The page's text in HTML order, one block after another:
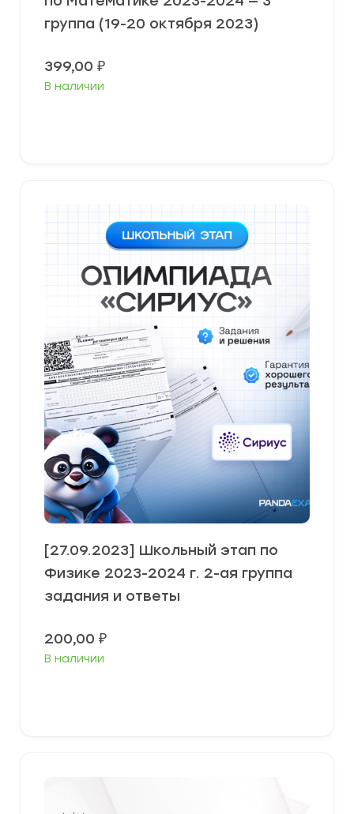
группа (19-20 октября 2023)
399,00 ₽
В наличии
[27.09.2023] Школьный этап по
Физике 2023-2024 г. 2-ая группа
задания и ответы
200,00 ₽
В наличии